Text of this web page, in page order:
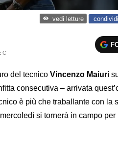
vedi letture condividi
C
del tecnico Vincenzo Maiuri
consecutiva – arrivata
è più che traballante con la
si tornerà in campo